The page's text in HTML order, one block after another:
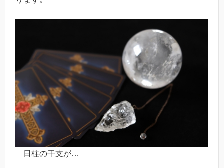
日柱の干支が…